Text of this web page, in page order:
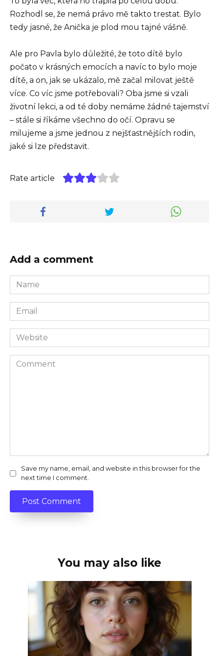
Rozhodl se, že nemá právo mě takto trestat. Bylo
tedy jasné, že Anička je plod mou tajné vášně.
Ale pro Pavla bylo důležité, že toto dítě bylo
počato v krásných emocích a navíc to bylo moje
dítě, a on, jak se ukázalo, mě začal milovat ještě
více. Co víc jsme potřebovali? Oba jsme si vzali
životní lekci, a od té doby nemáme žádné tajemství
– stále si říkáme všechno do očí. Opravu se
milujeme a jsme jednou z nejšťastnějších rodin,
jaké si lze představit.
Rate article
Add a comment
Name
*
Email
*
Website
Comment
Save my name, email, and website in this browser for the
next time I comment.
You may also like